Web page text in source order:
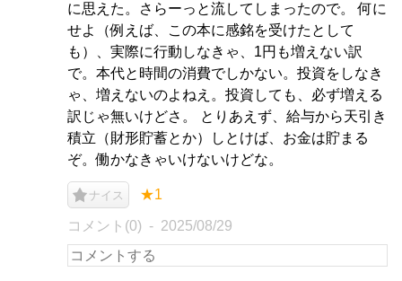
に思えた。さらーっと流してしまったので。 何に
せよ（例えば、この本に感銘を受けたとして
も）、実際に行動しなきゃ、1円も増えない訳
で。本代と時間の消費でしかない。投資をしなき
ゃ、増えないのよねえ。投資しても、必ず増える
訳じゃ無いけどさ。 とりあえず、給与から天引き
積立（財形貯蓄とか）しとけば、お金は貯まる
ぞ。働かなきゃいけないけどな。
ナイス ★1
コメント(0) 2025/08/29